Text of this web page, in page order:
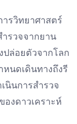
ารวิทยาศาสตร์
ำรวจจากยาน
ปล่อยตัวจากโลก
หนดเดินทางถึงรี
นินการสำรวจ
งดาวเคราะห์